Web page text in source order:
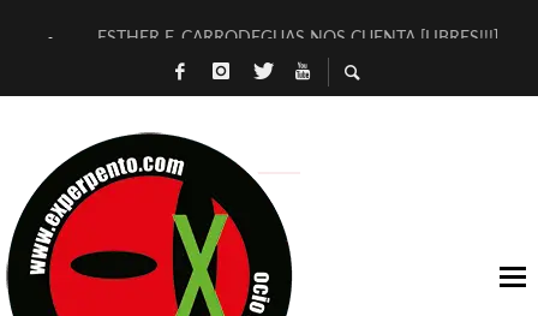
ESTHER F. CARRODEGUAS NOS CUENTA [LIBRES!!!]
[TERRA DE GUAPES] DE SANDRA MONFORT
TIMBRE 4, LA ESCUELA DEL DIRECTOR TEATRAL CLAUDIO
30 AÑOS (NO ES NADA) DE LA KATARSIS DEL TOMATAZO
MILITARES JUDÍAS EN #EXVITA
D’BALDOMEROS REINVENTAN [BITÁCORA 3.0] EN EXVITA